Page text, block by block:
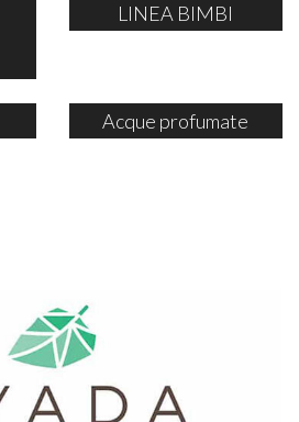
LINEA BIMBI
Acque profumate